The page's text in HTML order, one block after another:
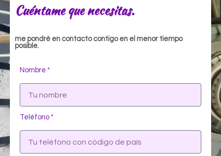
Cuéntame que necesitas.
me pondré en contacto contigo en el menor tiempo
posible.
Nombre *
Teléfono *